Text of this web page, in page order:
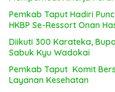
Pemkab Taput Hadiri
HKBP Se-Ressort Onan
Diikuti 300 Karateka,
Sabuk Kyu Wadokai
Pemkab Taput Komit
Layanan Kesehatan